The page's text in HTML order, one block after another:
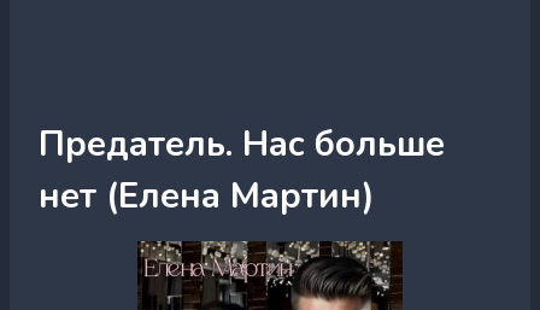
Предатель. Нас больше
нет (Елена Мартин)